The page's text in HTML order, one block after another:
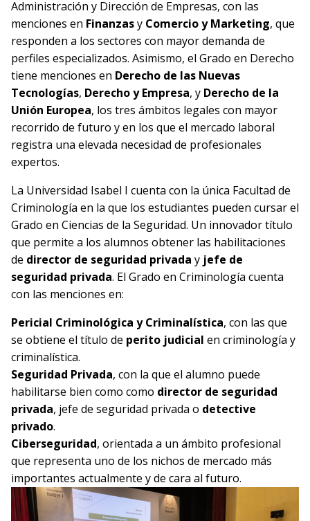
Administración y Dirección de Empresas, con las
menciones en Finanzasy Comercio y Marketing, que
responden a los sectores con mayor demanda de
perfiles especializados. Asimismo, el Grado en Derecho
tiene menciones en Derecho de las Nuevas
Tecnologías, Derecho y Empresa, y Derecho de la
Unión Europea, los tres ámbitos legales con mayor
recorrido de futuro y en los que el mercado laboral
registra una elevada necesidad de profesionales
expertos.
La Universidad Isabel I cuenta con la única Facultad de
Criminología en la que los estudiantes pueden cursar el
Grado en Ciencias de la Seguridad. Un innovador título
que permite a los alumnos obtener las habilitaciones
de director de seguridad privada y jefe de
seguridad privada. El Grado en Criminología cuenta
con las menciones en:
Pericial Criminológica y Criminalística, con las que
se obtiene el título de perito judicial en criminología y
criminalística.
Seguridad Privada, con la que el alumno puede
habilitarse bien como como director de seguridad
privada, jefe de seguridad privada o detective
privado.
Ciberseguridad, orientada a un ámbito profesional
que representa uno de los nichos de mercado más
importantes actualmente y de cara al futuro.